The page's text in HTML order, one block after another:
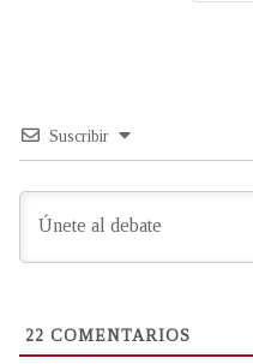
Suscribir
22 COMENTARIOS